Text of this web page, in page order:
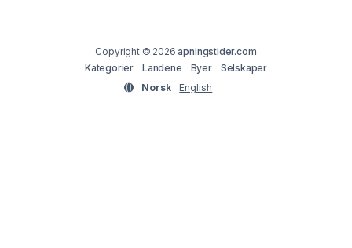
Copyright © 2026apningstider.com
Kategorier
Landene Byer
Selskaper
Norsk
English